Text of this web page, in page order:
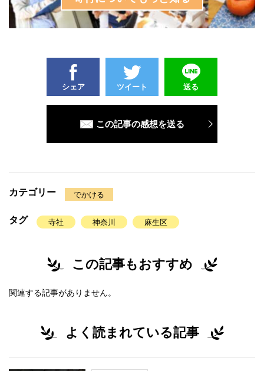
シェア ツイート 送る
この記事の感想を送る
カテゴリー でかける
タグ 寺社 神奈川 麻生区
この記事もおすすめ
関連する記事がありません。
よく読まれている記事